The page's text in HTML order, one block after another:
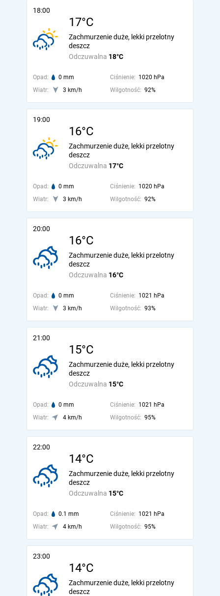
18:00
17°C
Odczuwalna 18°C
Zachmurzenie duże, lekki przelotny
deszcz
Opad: 0 mm Ciśnienie: 1020 hPa
Wiatr:
3 km/h Wilgotność: 92%
19:00
16°C
Odczuwalna 17°C
Zachmurzenie duże, lekki przelotny
deszcz
Opad: 0 mm Ciśnienie: 1020 hPa
Wiatr:
3 km/h Wilgotność: 92%
20:00
16°C
Odczuwalna 16°C
Zachmurzenie duże, lekki przelotny
deszcz
Opad: 0 mm Ciśnienie: 1021 hPa
Wiatr:
3 km/h Wilgotność: 93%
21:00
15°C
Odczuwalna 15°C
Zachmurzenie duże, lekki przelotny
deszcz
Opad: 0 mm Ciśnienie: 1021 hPa
Wiatr:
4 km/h Wilgotność: 95%
22:00
14°C
Odczuwalna 15°C
Zachmurzenie duże, lekki przelotny
deszcz
Opad: 0.1 mm Ciśnienie: 1021 hPa
Wiatr:
4 km/h Wilgotność: 95%
23:00
14°C
Zachmurzenie duże, lekki przelotny
deszcz